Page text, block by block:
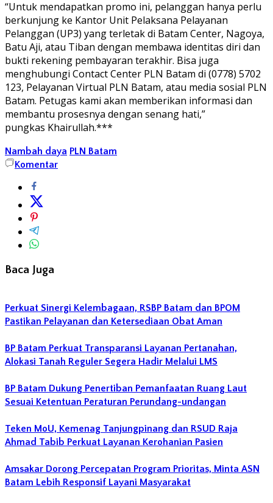
“Untuk mendapatkan promo ini, pelanggan hanya perlu
berkunjung ke Kantor Unit Pelaksana Pelayanan
Pelanggan (UP3) yang terletak di Batam Center, Nagoya,
Batu Aji, atau Tiban dengan membawa identitas diri dan
bukti rekening pembayaran terakhir. Bisa juga
menghubungi Contact Center PLN Batam di (0778) 5702
123, Pelayanan Virtual PLN Batam, atau media sosial PLN
Batam. Petugas kami akan memberikan informasi dan
membantu prosesnya dengan senang hati,”
pungkas Khairullah.***
Nambah daya PLN Batam
Komentar
Baca Juga
Perkuat Sinergi Kelembagaan, RSBP Batam dan BPOM
Pastikan Pelayanan dan Ketersediaan Obat Aman
BP Batam Perkuat Transparansi Layanan Pertanahan,
Alokasi Tanah Reguler Segera Hadir Melalui LMS
BP Batam Dukung Penertiban Pemanfaatan Ruang Laut
Sesuai Ketentuan Peraturan Perundang-undangan
Teken MoU, Kemenag Tanjungpinang dan RSUD Raja
Ahmad Tabib Perkuat Layanan Kerohanian Pasien
Amsakar Dorong Percepatan Program Prioritas, Minta ASN
Batam Lebih Responsif Layani Masyarakat